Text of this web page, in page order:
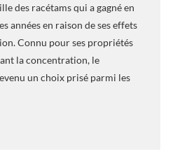
des racétams qui a gagné en
années en raison de ses effets
Connu pour ses propriétés
la concentration, le
un choix prisé parmi les